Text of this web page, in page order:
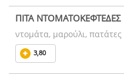
ΠΙΤΑ ΝΤΟΜΑΤΟΚΕΦΤΕΔΕΣ
ντομάτα, μαρούλι, πατάτες
3,80